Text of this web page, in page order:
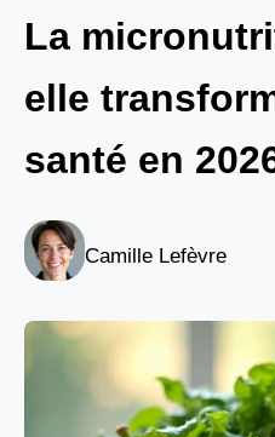
La
elle
santé en
Camille Lefèvre